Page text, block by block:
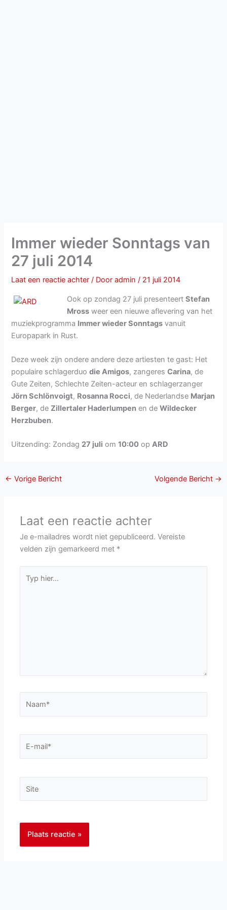
Immer wieder Sonntags van
27 juli 2014
Laat een reactie achter / Dooradmin/ 21 juli 2014
Ook op zondag 27 juli presenteertStefan
Mross weer een nieuwe aflevering van het
muziekprogramma Immer wieder Sonntags vanuit
Europapark in Rust.
Deze week zijn ondere andere deze artiesten te gast: Het
populaire schlagerduodie Amigos, zangeresCarina, de
Gute Zeiten, Schlechte Zeiten-acteur en schlagerzanger
Jörn Schlönvoigt, Rosanna Rocci, de Nederlandse Marjan
Berger, deZillertaler Haderlumpen en deWildecker
Herzbuben.
Uitzending: Zondag 27 juli om10:00 opARD
← Vorige Bericht Volgende Bericht →
Laat een reactie achter
Je e-mailadres wordt niet gepubliceerd. Vereiste
velden zijn gemarkeerd met *
hier...
mail*